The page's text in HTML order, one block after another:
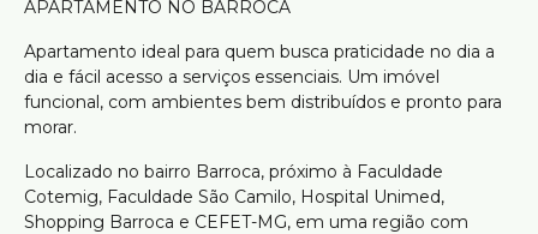
APARTAMENTO NO BARROCA
Apartamento ideal para quem busca praticidade no dia a
dia e fácil acesso a serviços essenciais. Um imóvel
funcional, com ambientes bem distribuídos e pronto para
morar.
Localizado no bairro Barroca, próximo à Faculdade
Cotemig, Faculdade São Camilo, Hospital Unimed,
Shopping Barroca e CEFET-MG, em uma região com